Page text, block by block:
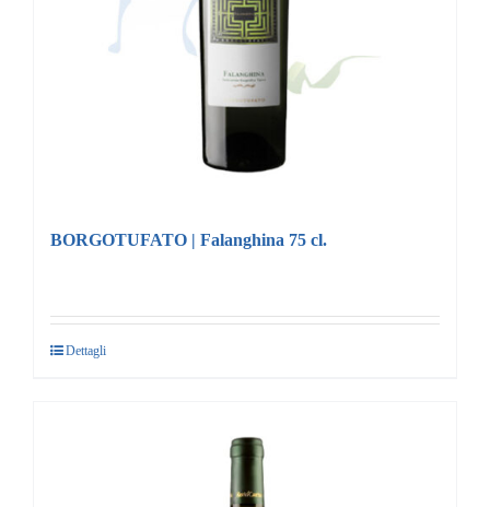
BORGOTUFATO | Falanghina 75 cl.
Dettagli